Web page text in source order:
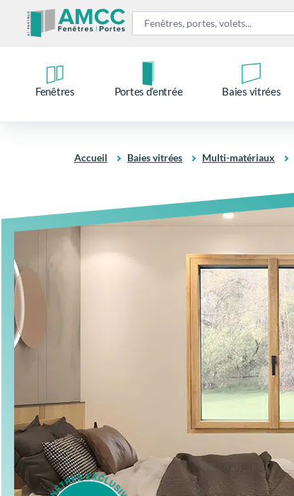
Fenêtres Portes d’entrée Baies vitrées
Accueil Baies vitrées Multi-matériaux